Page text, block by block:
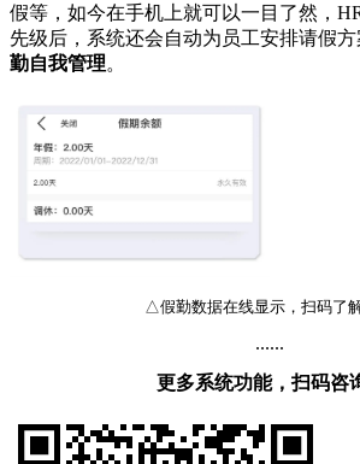
假等，如今在手机上就可以一目了然，
先级后，系统还会自动为员工安排请假
勤自我管理。
△假勤数据在线显示，扫码了
......
更多系统功能，扫码咨